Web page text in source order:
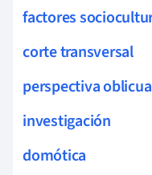
factores
corte transversal
perspectiva oblicua
investigación
domótica